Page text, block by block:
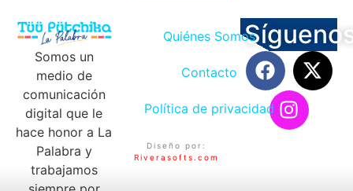
Somos un
medio de
comunicación
digital que le
hace honor a La
Palabra y
trabajamos
Quiénes Somos
Contacto
Política de privacidad
Diseño por:
Riverasofts.com